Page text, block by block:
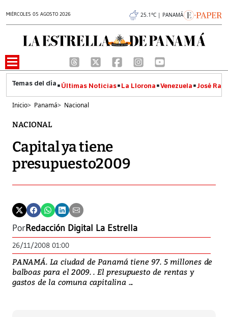
MIÉRCOLES 05 AGOSTO 2026 25.1°C | PANAMÁ
Últimas Noticias La Llorona Venezuela José
Inicio> Panamá> Nacional
NACIONAL
Capital ya tiene
presupuesto2009
PorRedacción Digital La Estrella
26/11/2008 01:00
PANAMÁ. La ciudad de Panamá tiene 97. 5 millones de
balboas para el 2009. . El presupuesto de rentas y
gastos de la comuna capitalina ...